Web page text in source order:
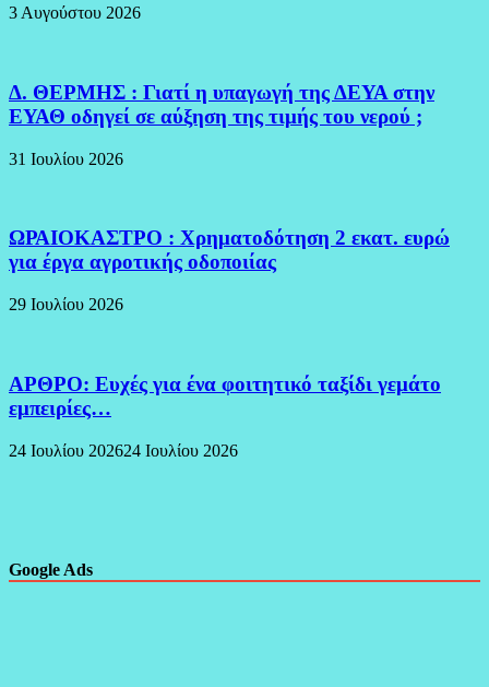
3 Αυγούστου 2026
Δ. ΘΕΡΜΗΣ : Γιατί η υπαγωγή της ΔΕΥΑ στην
ΕΥΑΘ οδηγεί σε αύξηση της τιμής του νερού ;
31 Ιουλίου 2026
ΩΡΑΙΟΚΑΣΤΡΟ : Χρηματοδότηση 2 εκατ. ευρώ
για έργα αγροτικής οδοποιίας
29 Ιουλίου 2026
ΑΡΘΡΟ: Ευχές για ένα φοιτητικό ταξίδι γεμάτο
εμπειρίες…
24 Ιουλίου 202624 Ιουλίου 2026
Google Ads